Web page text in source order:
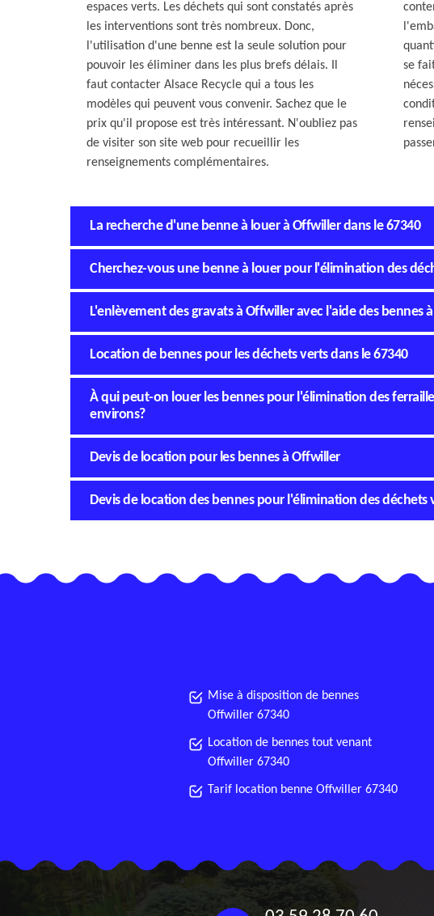
espaces verts. Les déchets qui sont constatés après
les interventions sont très nombreux. Donc,
l'utilisation d'une benne est la seule solution pour
pouvoir les éliminer dans les plus brefs délais. Il
faut contacter Alsace Recycle qui a tous les
modèles qui peuvent vous convenir. Sachez que le
prix qu'il propose est très intéressant. N'oubliez pas
de visiter son site web pour recueillir les
renseignements complémentaires.
se
La recherche d'une benne à louer à Offwiller dans le 67340
Cherchez-vous une benne à louer pour l'élimination des
L'enlèvement des gravats à Offwiller avec l'aide des bennes
Location de bennes pour les déchets verts dans le 67340
À qui peut-on louer les bennes pour l'élimination des
environs?
Devis de location pour les bennes à Offwiller
Devis de location des bennes pour l'élimination des déchets
Mise à disposition de bennes
Offwiller 67340
Location de bennes tout venant
Offwiller 67340
Tarif location benne Offwiller 67340